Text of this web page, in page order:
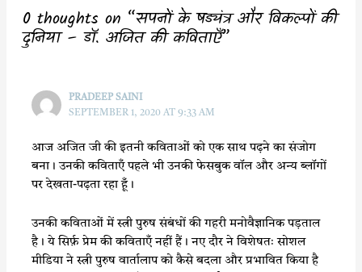
o
p
0 thoughts on “सपनों के षड्यंत्र और विकल्पों की
दुनिया – डॉ. अजित की कविताऍं”
PRADEEP SAINI
SEPTEMBER 1, 2020 AT 9:33 AM
आज अजित जी की इतनी कविताओं को एक साथ पढ़ने का संजोग
बना। उनकी कविताएँ पहले भी उनकी फेसबुक वॉल और अन्य ब्लॉगों
पर देखता-पढ़ता रहा हूँ।
उनकी कविताओं में स्त्री पुरुष संबंधों की गहरी मनोवैज्ञानिक पड़ताल
है। ये सिर्फ़ प्रेम की कविताएँ नहीं हैं। नए दौर ने विशेषतः सोशल
मीडिया ने स्त्री पुरुष वार्तालाप को कैसे बदला और प्रभावित किया है